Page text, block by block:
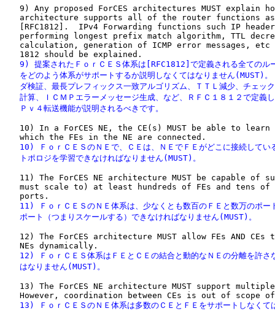
9) Any proposed ForCES architectures MUST explain
architecture supports all of the router functions
[RFC1812].  IPv4 Forwarding functions such IP
performing longest prefix match algorithm, TTL
calculation, generation of ICMP error messages, etc
9) 提案されたＦｏｒＣＥＳ体系は[RFC1812]で定義される全てのル
をどのよう体系がサポートするか説明しなくてはなりません(MUST)。
ダ検証、最長プレフィックス一致アルゴリズム、ＴＴＬ減少、チェッ
計算、ＩＣＭＰエラーメッセージ生成、など、ＲＦＣ１８１２で定義
   Ｐｖ４転送機能が説明されるべきです。
10) In a ForCES NE, the CE(s) MUST be able to learn
10) ＦｏｒＣＥＳのＮＥで、ＣＥは、ＮＥでＦＥがどこに接続してい
   トポロジを学習できなければなりません(MUST)。
11) The ForCES NE architecture MUST be capable of
must scale to) at least hundreds of FEs and tens of
11) ＦｏｒＣＥＳのＮＥ体系は、少なくとも数百のＦＥと数万のポー
   ポート（つまりスケールする）できなければなりません(MUST)。
12) The ForCES architecture MUST allow FEs AND CEs
12) ＦｏｒＣＥＳ体系はＦＥとＣＥの結合と動的なＮＥの分離を許さ
   はなりません(MUST)。
13) The ForCES NE architecture MUST support
13) ＦｏｒＣＥＳのＮＥ体系は多数のＣＥとＦＥをサポートしなくて